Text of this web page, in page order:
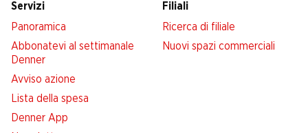
Servizi
Panoramica
Abbonatevi al settimanale
Denner
Avviso azione
Lista della spesa
Denner App
Filiali
Ricerca di filiale
Nuovi spazi commerciali